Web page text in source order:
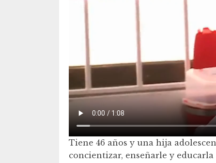
Tiene 46 años y una hija
concientizar, enseñarle y